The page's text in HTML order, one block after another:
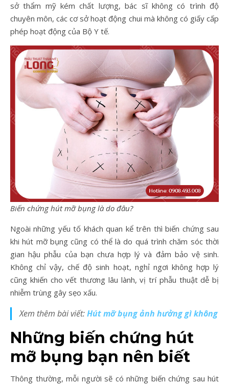
sở thẩm mỹ kém chất lượng, bác sĩ không có trình độ
chuyên môn, các cơ sở hoạt động chui mà không có giấy cấp
phép hoạt động của Bộ Y tế.
Biến chứng hút mỡ bụng là do đâu?
Ngoài những yếu tố khách quan kể trên thì biến chứng sau
khi hút mỡ bụng cũng có thể là do quá trình chăm sóc thời
gian hậu phẫu của bạn chưa hợp lý và đảm bảo vệ sinh.
Không chỉ vậy, chế độ sinh hoạt, nghỉ ngơi không hợp lý
cũng khiến cho vết thương lâu lành, vị trí phẫu thuật dễ bị
nhiễm trùng gây sẹo xấu.
Xem thêm bài viết:Hút mỡ bụng ảnh hưởng gì không
Những biến chứng hút
mỡ bụng bạn nên biết
Thông thường, mỗi người sẽ có những biến chứng sau hút